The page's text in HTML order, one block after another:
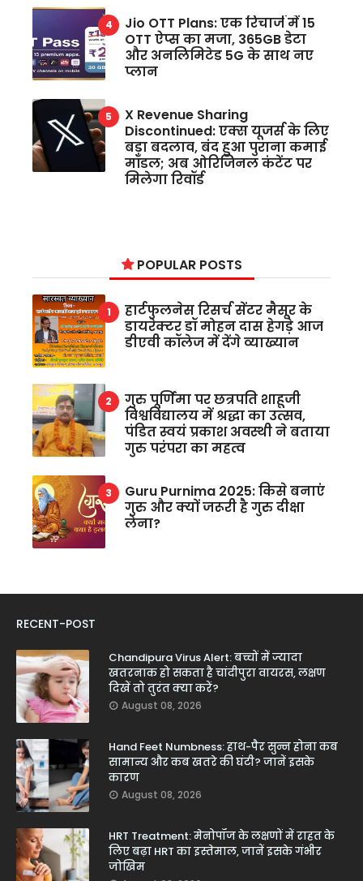
Jio OTT Plans: एक रिचार्ज में 15
OTT ऐप्स का मजा, 365GB डेटा
और अनलिमिटेड 5G के साथ नए
प्लान
X Revenue Sharing
Discontinued: एक्स यूजर्स के लिए
बड़ा बदलाव, बंद हुआ पुराना कमाई
मॉडल; अब ओरिजिनल कंटेंट पर
मिलेगा रिवॉर्ड
POPULAR POSTS
हार्टफुलनेस रिसर्च सेंटर मैसूर के
डायरेक्टर डॉ मोहन दास हेगड़े आज
डीएवी कॉलेज में देंगे व्याख्यान
गुरु पूर्णिमा पर छत्रपति शाहूजी
विश्वविद्यालय में श्रद्धा का उत्सव,
पंडित स्वयं प्रकाश अवस्थी ने बताया
गुरु परंपरा का महत्व
Guru Purnima 2025: किसे बनाएं
गुरु और क्यों जरूरी है गुरु दीक्षा
लेना?
RECENT-POST
Chandipura Virus Alert: बच्चों में ज्यादा
खतरनाक हो सकता है चांदीपुरा वायरस, लक्षण
दिखें तो तुरंत क्या करें?
August 08, 2026
Hand Feet Numbness: हाथ-पैर सुन्न होना कब
सामान्य और कब खतरे की घंटी? जानें इसके
कारण
August 08, 2026
HRT Treatment: मेनोपॉज के लक्षणों में राहत के
लिए बढ़ा HRT का इस्तेमाल, जानें इसके गंभीर
जोखिम